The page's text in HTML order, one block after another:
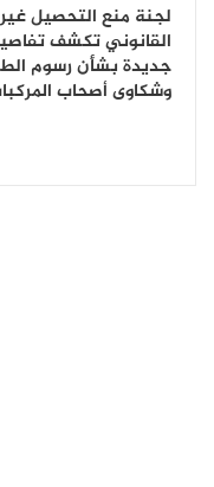
لجنة منع التحصيل غير
القانوني تكشف
جديدة بشأن رسوم
وشكاوى أصحاب